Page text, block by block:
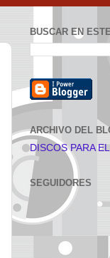
BUSCAR EN
ARCHIVO DEL
DISCOS PARA
SEGUIDORES